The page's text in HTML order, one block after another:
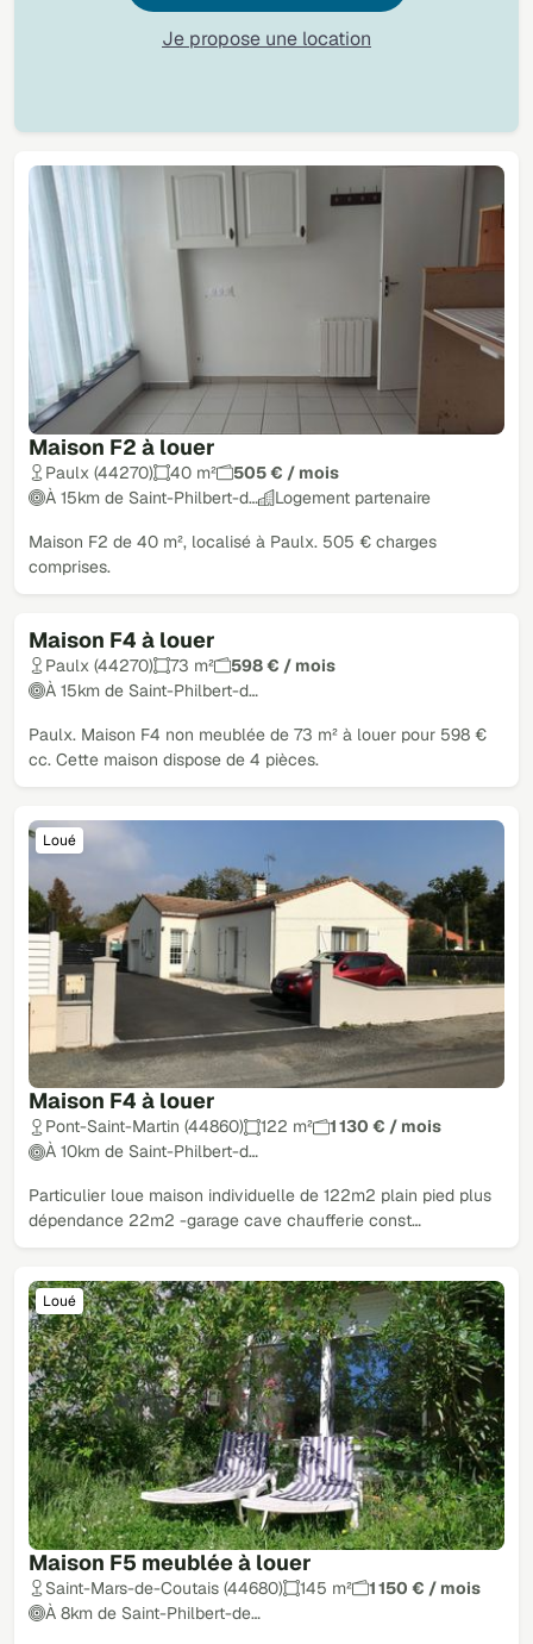
Maison F2 à louer
Paulx (44270) 40 m²
505 € / mois
À 15km de Saint-Philbert-d…
Logement partenaire
Maison F2 de 40 m², localisé à Paulx. 505 € charges
comprises.
Maison F4 à louer
Loué
Paulx (44270) 73 m²
598 € / mois
À 15km de Saint-Philbert-d…
Paulx. Maison F4 non meublée de 73 m² à louer pour 598 €
cc. Cette maison dispose de 4 pièces.
Maison F4 à louer
Loué
Pont-Saint-Martin (44860) 122 m²
1 130 € / mois
À 10km de Saint-Philbert-d…
Particulier loue maison individuelle de 122m2 plain pied plus
dépendance 22m2 -garage cave chaufferie const…
Maison F5 meublée à louer
Loué
Saint-Mars-de-Coutais (44680) 145 m²
1 150 € / mois
À 8km de Saint-Philbert-de…
Je propose une location